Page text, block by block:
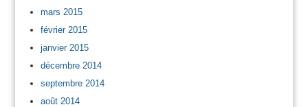
mars 2015
février 2015
janvier 2015
décembre 2014
septembre 2014
août 2014